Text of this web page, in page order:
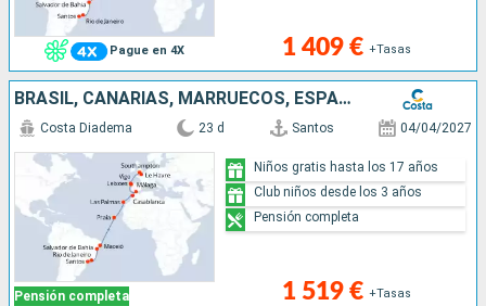
Pague en 4X 1 409 € +Tasas
BRASIL, CANARIAS, MARRUECOS, ESPAÑA, PORTUGAL, FRANCIA, GRAN BRETAÑA
Pensión completa
Costa Diadema 23 d Santos 04/04/2027
1 519 € +Tasas
Niños gratis hasta los 17 años
Club niños desde los 3 años
Pensión completa